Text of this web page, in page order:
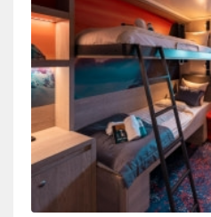
good food, served by a ferry